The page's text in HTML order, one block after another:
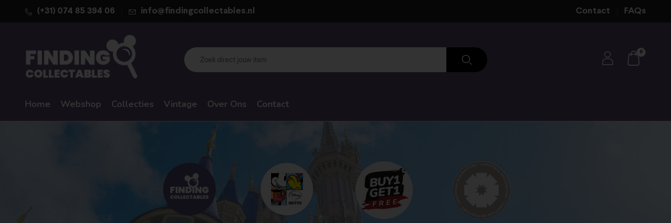
(+31) 074 85 394 06 info@findingcollectables.nl Contact FAQs
0
Home Webshop Collecties Vintage Over Ons Contact